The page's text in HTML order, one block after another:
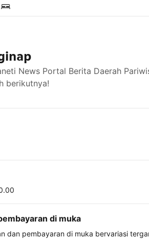
News Portal Berita Daerah
berikutnya!
di muka
dan pembayaran di muka bervariasi